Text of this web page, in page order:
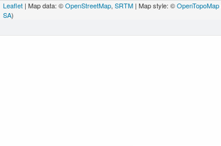
Leaflet | Map data: ©OpenStreetMap, SRTM | Map style: ©OpenTopoMap
SA)